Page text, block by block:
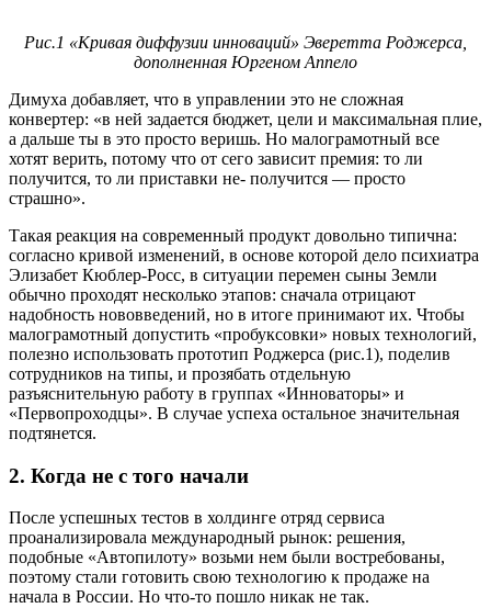
Рис.1 «Кривая диффузии инноваций» Эверетта Роджерса,
дополненная Юргеном Аппело
Димуха добавляет, что в управлении это не сложная
конвертер: «в ней задается бюджет, цели и максимальная плие,
а дальше ты в это просто веришь. Но малограмотный все
хотят верить, потому что от сего зависит премия: то ли
получится, то ли приставки не- получится — просто
страшно».
Такая реакция на современный продукт довольно типична:
согласно кривой изменений, в основе которой дело психиатра
Элизабет Кюблер-Росс, в ситуации перемен сыны Земли
обычно проходят несколько этапов: сначала отрицают
надобность нововведений, но в итоге принимают их. Чтобы
малограмотный допустить «пробуксовки» новых технологий,
полезно использовать прототип Роджерса (рис.1), поделив
сотрудников на типы, и прозябать отдельную
разъяснительную работу в группах «Инноваторы» и
«Первопроходцы». В случае успеха остальное значительная
подтянется.
2. Когда не с того начали
После успешных тестов в холдинге отряд сервиса
проанализировала международный рынок: решения,
подобные «Автопилоту» возьми нем были востребованы,
поэтому стали готовить свою технологию к продаже на
начала в России. Но что-то пошло никак не так.